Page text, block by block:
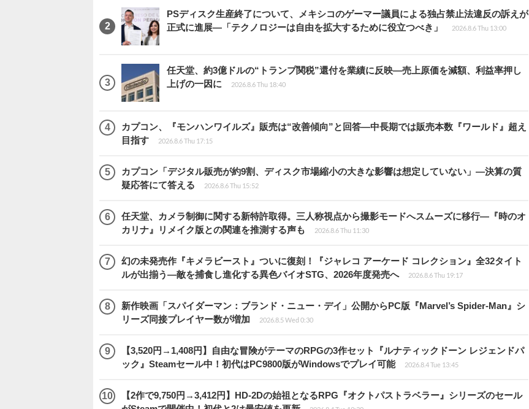
PSディスク生産終了について、メキシコのゲーマー議員による独占禁止法違反の訴えが
正式に進展―「テクノロジーは自由を拡大するために役立つべき」
2026.8.6 Thu 13:00
任天堂、約3億ドルの“トランプ関税”還付を業績に反映―売上原価を減額、利益率押し
上げの一因に
2026.8.6 Thu 18:40
カプコン、『モンハンワイルズ』販売は“改善傾向”と回答―中長期では販売本数『ワールド』超え
目指す
2026.8.6 Thu 17:15
カプコン「デジタル販売が約9割、ディスク市場縮小の大きな影響は想定していない」―決算の質
疑応答にて答える
2026.8.6 Thu 15:52
任天堂、カメラ制御に関する新特許取得。三人称視点から撮影モードへスムーズに移行―『時のオ
カリナ』リメイク版との関連を推測する声も
2026.8.6 Thu 11:30
幻の未発売作『キメラビースト』ついに復刻！『ジャレコ アーケード コレクション』全32タイト
ルが出揃う―敵を捕食し進化する異色バイオSTG、2026年度発売へ
2026.8.6 Thu 19:17
新作映画「スパイダーマン：ブランド・ニュー・デイ」公開からPC版『Marvel’s Spider-Man』シ
リーズ同接プレイヤー数が増加
2026.8.5 Wed 0:30
【3,520円→1,408円】自由な冒険がテーマのRPGの3作セット『ルナティックドーン レジェンドパ
ック』Steamセール中！初代はPC9800版がWindowsでプレイ可能
2026.8.4 Tue 13:45
【2作で9,750円→3,412円】HD-2Dの始祖となるRPG『オクトパストラベラー』シリーズのセール